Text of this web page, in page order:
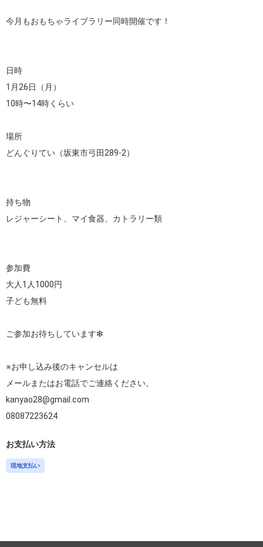
今月もおもちゃライブラリー同時開催です！
日時
1月26日（月）
10時〜14時くらい
場所
どんぐりてい（坂東市弓田289-2）
持ち物
レジャーシート、マイ食器、カトラリー類
参加費
大人1人1000円
子ども無料
ご参加お待ちしています❇︎
※お申し込み後のキャンセルは
メールまたはお電話でご連絡ください。
kanyao28@gmail.com
お支払い方法
現地支払い